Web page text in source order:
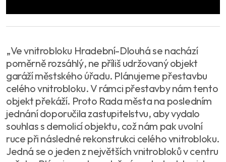
„Ve vnitrobloku Hradební-Dlouhá se nachází
poměrně rozsáhlý, ne příliš udržovaný objekt
garáží městského úřadu. Plánujeme přestavbu
celého vnitrobloku. V rámci přestavby nám tento
objekt překáží. Proto Rada města na posledním
jednání doporučila zastupitelstvu, aby vydalo
souhlas s demolicí objektu, což nám pak uvolní
ruce při následné rekonstrukci celého vnitrobloku.
Jedná se o jeden z největších vnitrobloků v centru